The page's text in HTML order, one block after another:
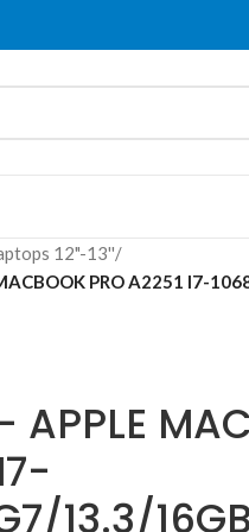
12"-13''/
PRO A2251 I7-
APPLE
13.3/